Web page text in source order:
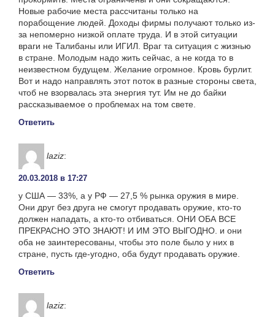
Новые рабочие места рассчитаны только на
порабощение людей. Доходы фирмы получают только из-
за непомерно низкой оплате труда. И в этой ситуации
враги не Талибаны или ИГИЛ. Враг та ситуация с жизнью
в стране. Молодым надо жить сейчас, а не когда то в
неизвестном будущем. Желание огромное. Кровь бурлит.
Вот и надо направлять этот поток в разные стороны света,
чтоб не взорвалась эта энергия тут. Им не до байки
рассказываемое о проблемах на том свете.
Ответить
laziz:
20.03.2018 в 17:27
у США — 33%, а у РФ — 27,5 % рынка оружия в мире.
Они друг без друга не смогут продавать оружие, кто-то
должен нападать, а кто-то отбиваться. ОНИ ОБА ВСЕ
ПРЕКРАСНО ЭТО ЗНАЮТ! И ИМ ЭТО ВЫГОДНО. и они
оба не заинтересованы, чтобы это поле было у них в
стране, пусть где-угодно, оба будут продавать оружие.
Ответить
laziz: